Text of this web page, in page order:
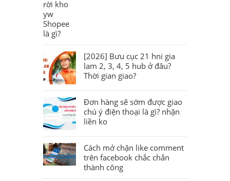
[2026] Bưu cục 21 hni gia
lam 2, 3, 4, 5 hub ở đâu?
Thời gian giao?
Đơn hàng sẽ sớm được giao
chú ý điện thoại là gì? nhận
liền ko
Cách mở chặn like comment
trên facebook chắc chắn
thành công